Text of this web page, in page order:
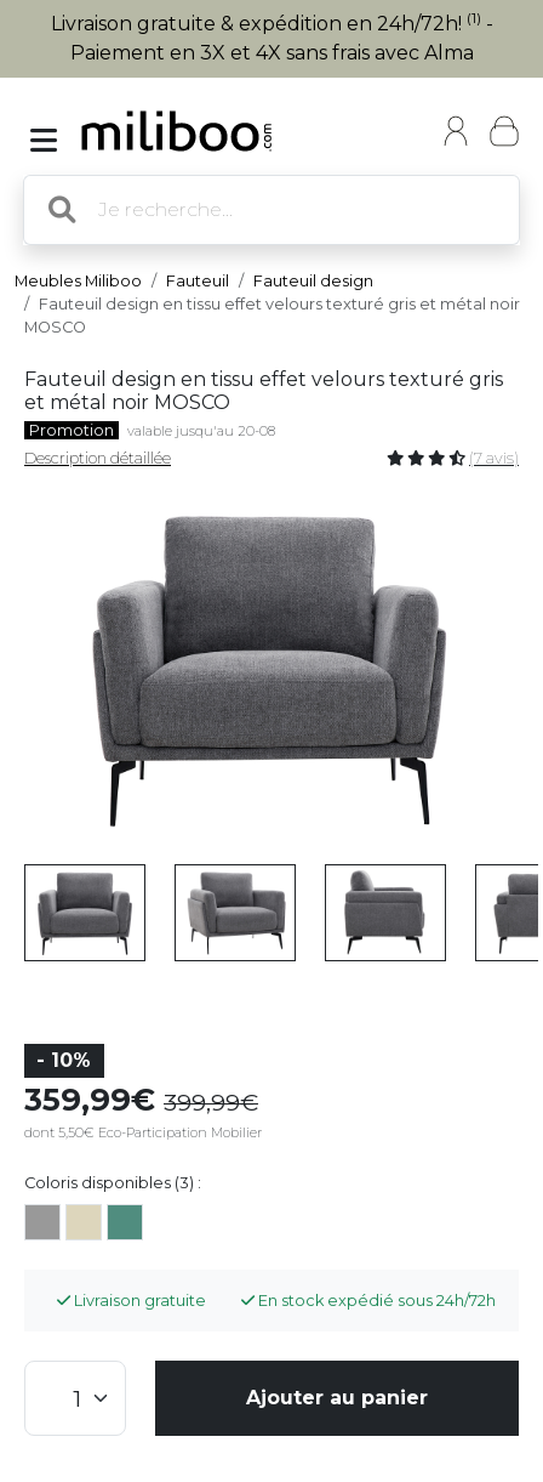
Livraison gratuite & expédition en 24h/72h! (1) -
Paiement en 3X et 4X sans frais avec Alma
Meubles Miliboo Fauteuil
Fauteuil design
Fauteuil design en tissu effet velours texturé gris et métal noir
MOSCO
Fauteuil design en tissu effet velours texturé gris
et métal noir MOSCO
Promotion valable jusqu'au 20-08
Description détaillée (7 avis)
- 10%
359,99 399,99
dont 5,50€ Eco-Participation Mobilier
Coloris disponibles (3) :
Livraison gratuite En stock expédié sous 24h/72h
Ajouter au panier